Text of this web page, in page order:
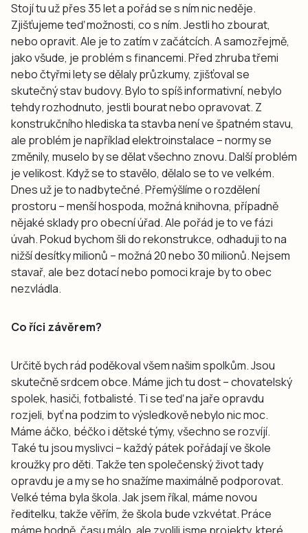
Stojí tu už přes 35 let a pořád se s ním nic neděje.
Zjišťujeme teď možnosti, co s ním. Jestli ho zbourat,
nebo opravit. Ale je to zatím v začátcích. A samozřejmě,
jako všude, je problém s financemi. Před zhruba třemi
nebo čtyřmi lety se dělaly průzkumy, zjišťoval se
skutečný stav budovy. Bylo to spíš informativní, nebylo
tehdy rozhodnuto, jestli bourat nebo opravovat. Z
konstrukčního hlediska ta stavba není ve špatném stavu,
ale problém je například elektroinstalace – normy se
změnily, muselo by se dělat všechno znovu. Další problém
je velikost. Když se to stavělo, dělalo se to ve velkém.
Dnes už je to nadbytečné. Přemýšlíme o rozdělení
prostoru – menší hospoda, možná knihovna, případně
nějaké sklady pro obecní úřad. Ale pořád je to ve fázi
úvah. Pokud bychom šli do rekonstrukce, odhaduji to na
nižší desítky milionů – možná 20 nebo 30 milionů. Nejsem
stavař, ale bez dotací nebo pomoci kraje by to obec
nezvládla.
Co říci závěrem?
Určitě bych rád poděkoval všem našim spolkům. Jsou
skutečně srdcem obce. Máme jich tu dost – chovatelský
spolek, hasiči, fotbalisté. Ti se teď na jaře opravdu
rozjeli, byť na podzim to výsledkově nebylo nic moc.
Máme áčko, béčko i dětské týmy, všechno se rozvíjí.
Také tu jsou myslivci – každý pátek pořádají ve škole
kroužky pro děti. Takže ten společenský život tady
opravdu je a my se ho snažíme maximálně podporovat.
Velké téma byla škola. Jak jsem říkal, máme novou
ředitelku, takže věřím, že škola bude vzkvétat. Práce